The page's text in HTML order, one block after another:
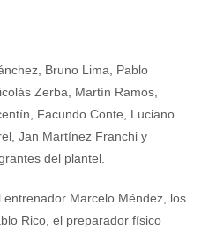
Bruno Lima, Pablo
Zerba, Martín Ramos,
Facundo Conte, Luciano
Jan Martínez Franchi y
del plantel.
Marcelo Méndez, los
Rico, el preparador físico